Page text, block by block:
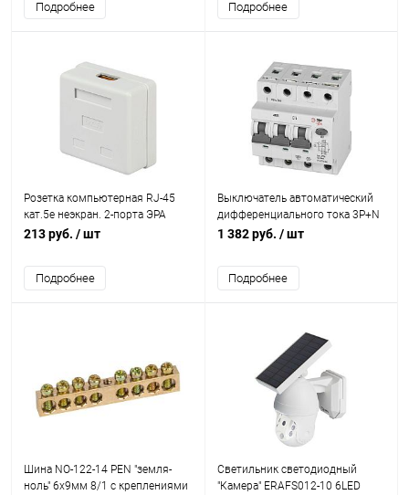
электронное Эра Б0057795
Подробнее Подробнее
Розетка компьютерная RJ-45
кат.5e неэкран. 2-порта ЭРА
Б0056902
213 руб. / шт
Подробнее
Выключатель автоматический
дифференциального тока 3P+N
C16 30мА тип АC защита 230В
D32E4C16АC30P АД32
электронное Эра Б0057797
1 382 руб. / шт
Подробнее
Шина NO-122-14 PEN "земля-
ноль" 6х9мм 8/1 с креплениями
Светильник светодиодный
"Камера" ERAFS012-10 6LED